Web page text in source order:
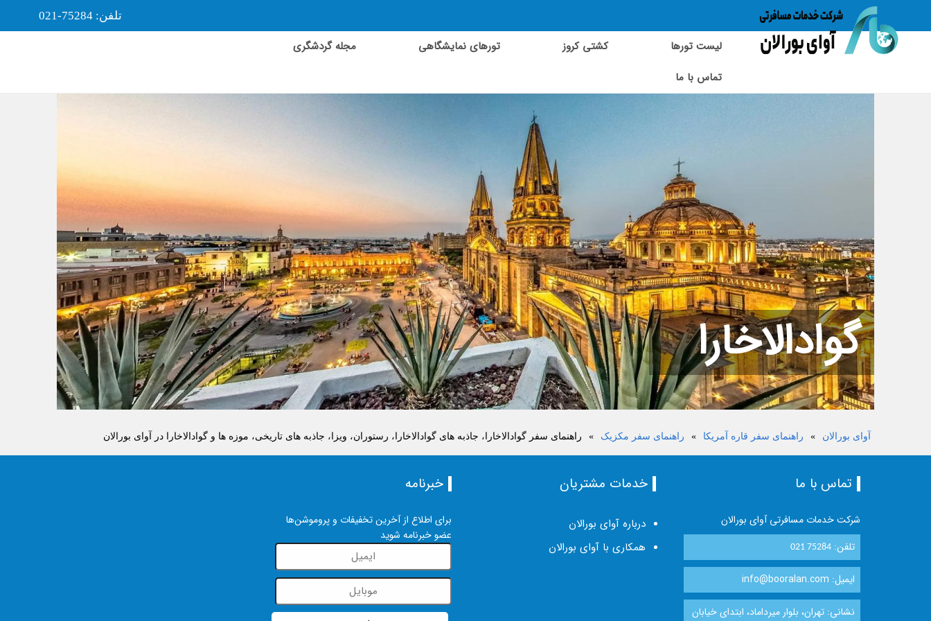
گوادالاخارا
آوای بورالان » راهنمای سفر قاره آمریکا » راهنمای سفر مکزیک » راهنمای سفر گوادالاخارا، جاذبه های گوادالاخارا، رستوران، ویزا، جاذبه های تاریخی، موزه ها و گوادالاخارا در آوای بورالان
لیست تورها کشتی کروز تورهای نمایشگاهی
مجله گردشگری
تماس با ما
تماس با ما
شرکت خدمات مسافرتی آوای بورالان
تلفن: 021 75284
ایمیل: info@booralan.com
نشانی: تهران، بلوار میرداماد، ابتدای خیابان
خدمات مشتریان
درباره آوای بورالان
همکاری با آوای بورالان
خبرنامه
برای اطلاع از آخرین تخفیفات و پروموشن‌ها
عضو خبرنامه شوید
تلفن: 75284-021